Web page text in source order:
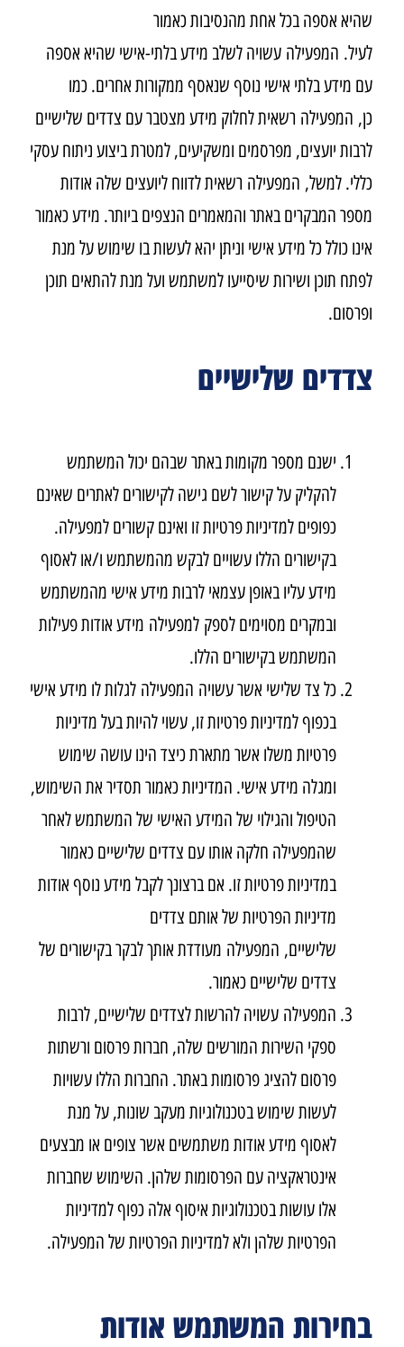
שהיא אספה בכל אחת מהנסיבות כאמור
לעיל. המפעילה עשויה לשלב מידע בלתי-אישי שהיא אספה
עם מידע בלתי אישי נוסף שנאסף ממקורות אחרים. כמו
כן, המפעילה רשאית לחלוק מידע מצטבר עם צדדים שלישיים
לרבות יועצים, מפרסמים ומשקיעים, למטרת ביצוע ניתוח עסקי
כללי. למשל, המפעילה רשאית לדווח ליועצים שלה אודות
מספר המבקרים באתר והמאמרים הנצפים ביותר. מידע כאמור
אינו כולל כל מידע אישי וניתן יהא לעשות בו שימוש על מנת
לפתח תוכן ושירות שיסייעו למשתמש ועל מנת להתאים תוכן
ופרסום.
צדדים שלישיים
ישנם מספר מקומות באתר שבהם יכול המשתמש
להקליק על קישור לשם גישה לקישורים לאתרים שאינם
כפופים למדיניות פרטיות זו ואינם קשורים למפעילה.
בקישורים הללו עשויים לבקש מהמשתמש ו/או לאסוף
מידע עליו באופן עצמאי לרבות מידע אישי מהמשתמש
ובמקרים מסוימים לספק למפעילה מידע אודות פעילות
המשתמש בקישורים הללו.
כל צד שלישי אשר עשויה המפעילה לגלות לו מידע אישי
בכפוף למדיניות פרטיות זו, עשוי להיות בעל מדיניות
פרטיות משלו אשר מתארת כיצד הינו עושה שימוש
ומגלה מידע אישי. המדיניות כאמור תסדיר את השימוש,
הטיפול והגילוי של המידע האישי של המשתמש לאחר
שהמפעילה חלקה אותו עם צדדים שלישיים כאמור
במדיניות פרטיות זו. אם ברצונך לקבל מידע נוסף אודות
מדיניות הפרטיות של אותם צדדים
שלישיים, המפעילה מעודדת אותך לבקר בקישורים של
צדדים שלישיים כאמור.
המפעילה עשויה להרשות לצדדים שלישיים, לרבות
ספקי השירות המורשים שלה, חברות פרסום ורשתות
פרסום להציג פרסומות באתר. החברות הללו עשויות
לעשות שימוש בטכנולוגיות מעקב שונות, על מנת
לאסוף מידע אודות משתמשים אשר צופים או מבצעים
אינטראקציה עם הפרסומות שלהן. השימוש שחברות
אלו עושות בטכנולוגיות איסוף אלה כפוף למדיניות
הפרטיות שלהן ולא למדיניות הפרטיות של המפעילה.
בחירות המשתמש אודות